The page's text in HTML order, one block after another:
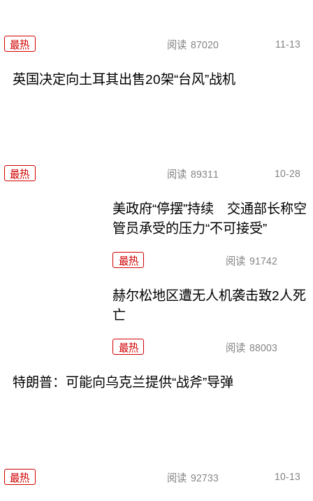
最热 阅读 87020 11-13
英国决定向土耳其出售20架“台风”战机
最热 阅读 89311 10-28
美政府“停摆”持续 交通部长称空
管员承受的压力“不可接受”
最热 阅读 91742
赫尔松地区遭无人机袭击致2人死
亡
最热 阅读 88003
特朗普：可能向乌克兰提供“战斧”导弹
最热 阅读 92733 10-13